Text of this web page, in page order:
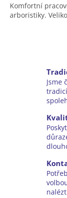
Komfortní
arboristiky.
Jsme